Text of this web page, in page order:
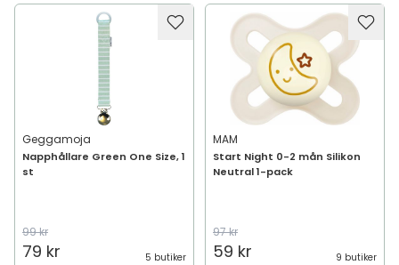
Geggamoja
Napphållare Green One Size, 1
st
99 kr
79 kr 5 butiker
MAM
Start Night 0-2 mån Silikon
Neutral 1-pack
97 kr
59 kr 9 butiker